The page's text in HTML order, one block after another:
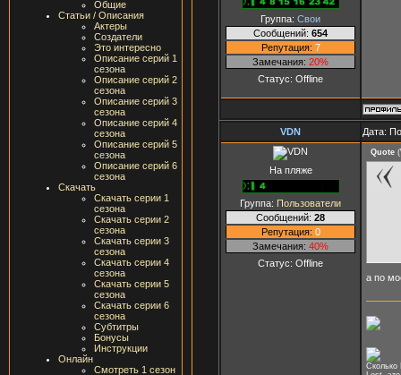
Общие
Статьи / Описания
Актеры
Создатели
Это интересно
Описание серий 1
сезона
Описание серий 2
сезона
Описание серий 3
сезона
Описание серий 4
сезона
Описание серий 5
сезона
Описание серий 6
сезона
Скачать
Скачать серии 1
сезона
Скачать серии 2
сезона
Скачать серии 3
сезона
Скачать серии 4
сезона
Скачать серии 5
сезона
Скачать серии 6
сезона
Субтитры
Бонусы
Инструкции
Онлайн
Смотреть 1 сезон
Группа: Свои
Сообщений: 654
Репутация: 7
Замечания: 20%
Статус: Offline
VDN Дата:
На пляже
Группа: Пользователи
Сообщений: 28
Репутация: 0
Замечания: 40%
Статус: Offline
Quote (
а по
Сколько